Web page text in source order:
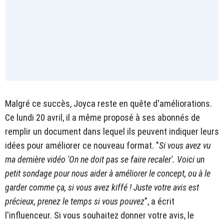
Malgré ce succès, Joyca reste en quête d'améliorations.
Ce lundi 20 avril, il a même proposé à ses abonnés de
remplir un document dans lequel ils peuvent indiquer leurs
idées pour améliorer ce nouveau format. "Si vous avez vu
ma dernière vidéo 'On ne doit pas se faire recaler'. Voici un
petit sondage pour nous aider à améliorer le concept, ou à le
garder comme ça, si vous avez kiffé ! Juste votre avis est
précieux, prenez le temps si vous pouvez", a écrit
l'influenceur. Si vous souhaitez donner votre avis, le